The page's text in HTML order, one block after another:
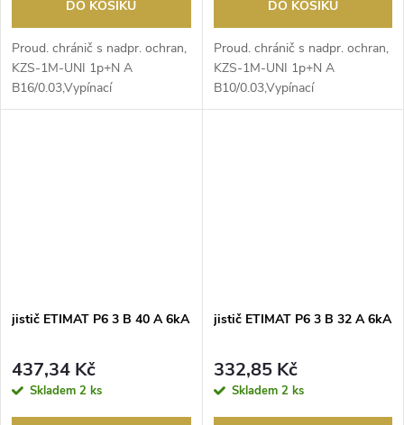
DO KOŠÍKU
Proud. chránič s ​nadpr. ochran,
KZS-1M-UNI 1p+N A ​
B16/0.03,Vypínací
charakteristika: B, Počet pólů...
DO KOŠÍKU
Proud. chránič s ​nadpr. ochran,
KZS-1M-UNI 1p+N A ​
B10/0.03,Vypínací
charakteristika: B, Počet pólů...
jistič ETIMAT P6 3 B 40 A 6kA
437,34 Kč
Skladem 2 ks
jistič ETIMAT P6 3 B 32 A 6kA
332,85 Kč
Skladem 2 ks